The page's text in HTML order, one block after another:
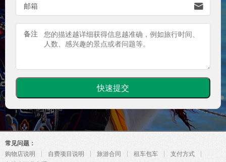
邮箱 
备注
常见问题：
购物店说明
自费项目说明 旅游合同 租车包车
支付方式